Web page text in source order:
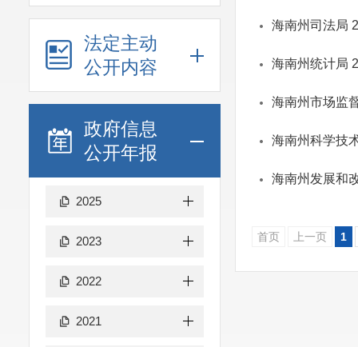
法定主动
公开内容
政府信息
公开年报
2025
2023
2022
2021
海南州司法局
海南州统计局
海南州市场监
海南州科学技
海南州发展和
首页 上一页 1